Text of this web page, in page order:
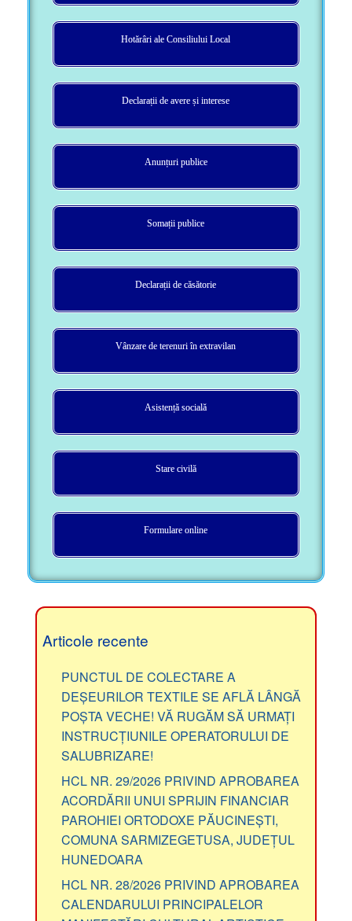
Hotărâri ale Consiliului Local
Declarații de avere și interese
Anunțuri publice
Somații publice
Declarații de căsătorie
Vânzare de terenuri în extravilan
Asistență socială
Stare civilă
Formulare online
Articole recente
PUNCTUL DE COLECTARE A
DEȘEURILOR TEXTILE SE AFLĂ LÂNGĂ
POȘTA VECHE! VĂ RUGĂM SĂ URMAȚI
INSTRUCȚIUNILE OPERATORULUI DE
SALUBRIZARE!
HCL NR. 29/2026 PRIVIND APROBAREA
ACORDĂRII UNUI SPRIJIN FINANCIAR
PAROHIEI ORTODOXE PĂUCINEȘTI,
COMUNA SARMIZEGETUSA, JUDEȚUL
HUNEDOARA
HCL NR. 28/2026 PRIVIND APROBAREA
CALENDARULUI PRINCIPALELOR